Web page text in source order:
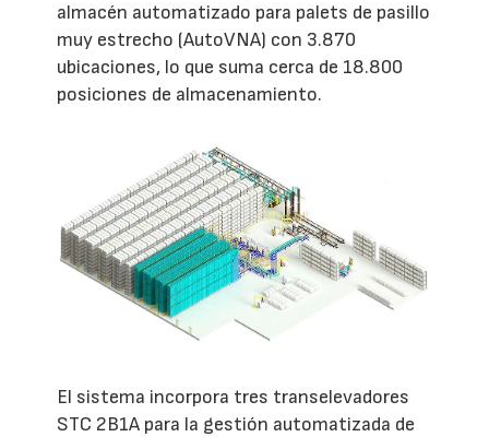
almacén automatizado para palets de pasillo
muy estrecho (AutoVNA) con 3.870
ubicaciones, lo que suma cerca de 18.800
posiciones de almacenamiento.
El sistema incorpora tres transelevadores
STC 2B1A para la gestión automatizada de